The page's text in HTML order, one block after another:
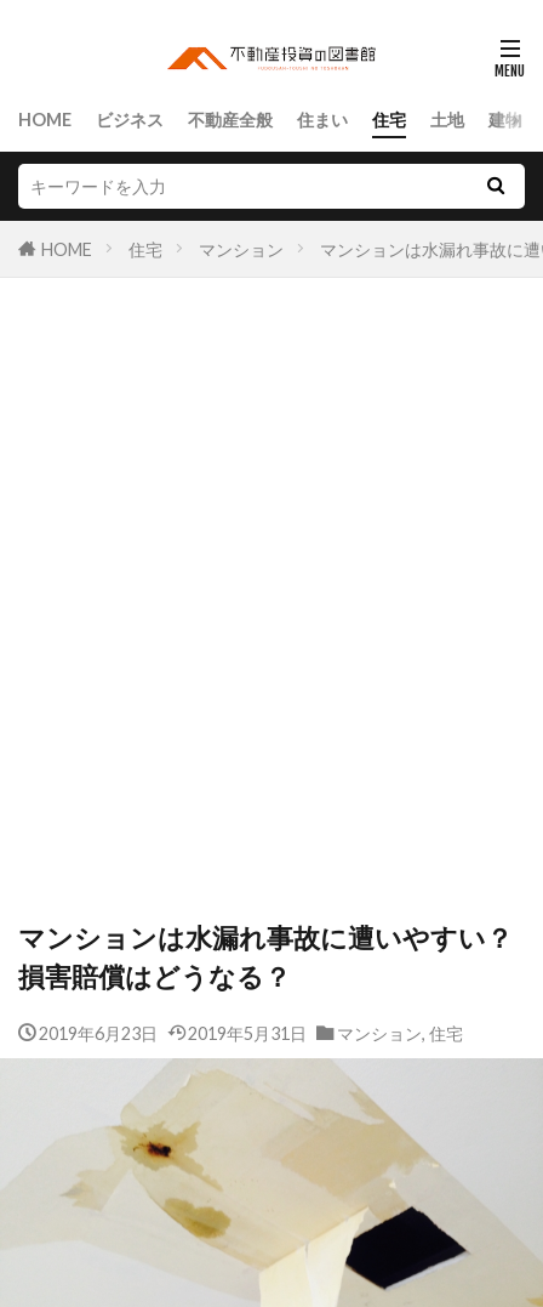
HOME ビジネス 不動産全般 住まい 住宅 土地 建物
HOME 住宅 マンション マンションは水漏れ事故に
マンションは水漏れ事故に遭いやすい？
損害賠償はどうなる？
2019年6月23日 2019年5月31日 マンション, 住宅